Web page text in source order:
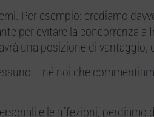
Per esempio: crediamo
per evitare la concorrenza a
una posizione di vantaggio,
– né noi che
e le affezioni, perdiamo